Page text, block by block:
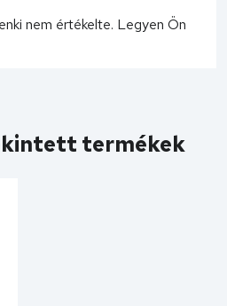
nem értékelte. Legyen Ön
termékek